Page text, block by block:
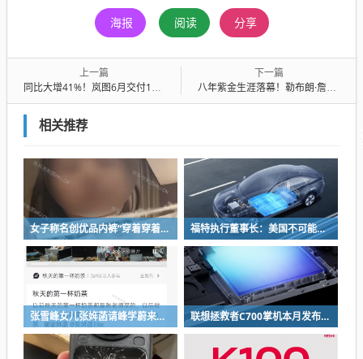
海报 阅读 分享
上一篇
同比大增41%！岚图6月交付14223辆：国产FUV追光S即将开启预售
下一篇
八年紫金生涯落幕！勒布朗·詹姆斯正式告别湖人
相关推荐
女子称名创优品内裤“穿着穿着掉了”让其颜面尽失 品牌方客服回应：已启动紧急调查 福特执行董事长：美国不可能永远把中国车企挡在门外 进来也有信心击败
张雪峰女儿张姩菡请峰学蔚来员工喝立秋奶茶 往年都是张雪峰买单 联想拯救者C700掌机本月发布：掌中玩3A 畅玩9小时不插电